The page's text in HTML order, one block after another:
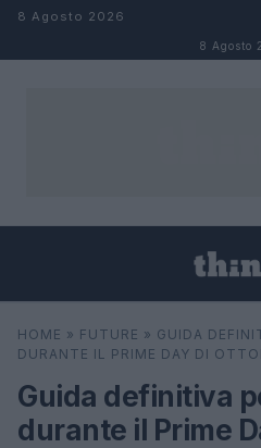
Salta al contenuto
8 Agosto 2026
8 Agosto
Cerca
HOME » FUTURE » GUIDA
DURANTE IL PRIME DAY DI
Guida definitiva
durante il Prime